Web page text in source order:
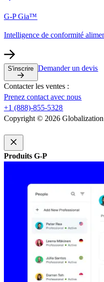
G-P Gia™​​
Intelligence de conformité
S'inscrire​​ Demander un devis​​
Contacter les ventes :​​
Prenez contact avec nous​​
+1 (888)-855-5328​​
Copyright © 2026 Globalization
Produits G-P​​